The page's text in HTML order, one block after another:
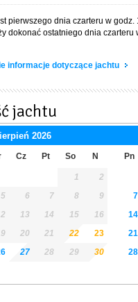
pierwszego dnia czarteru w godz.
dokonać ostatniego dnia czarteru
informacje dotyczące jachtu
jachtu
2026
Cz Pt So N
1
2
5 6 7 8
9
13 14 15
16
20 21 22
23
27 28 29
30
Pn
7
14
21
28